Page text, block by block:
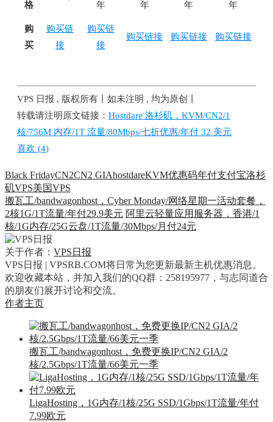
格
年
年 年 年
购
买
购买链
接
购买链
接
购买链接 购买链接 购买链接
VPS 日报 , 版权所有丨如未注明 , 均为原创丨
转载请注明原文链接： Hostdare 洛杉矶，KVM/CN2/1
核/756M 内存/1T 流量/80Mbps/七折优惠/年付 32 美元
喜欢 (4)
Black FridayCN2CN2 GIAhostdareKVM优惠码年付支付宝洛杉
矶VPS美国VPS
搬瓦工/bandwagonhost，Cyber Monday/网络星期一活动套餐，
2核1G/1T流量/年付29.9美元 阿里云轻量应用服务器，香港/1
核/1G内存/25G云盘/1T流量/30Mbps/月付24元
关于作者： VPS日报
VPS日报 | VPSRB.COM将日常为您更新最新主机优惠消息。
欢迎收藏本站，并加入我们的QQ群：258195977，与志同道合
的朋友们展开讨论和交流。
作者主页
搬瓦工/bandwagonhost，免费更换IP/CN2 GIA/2
核/2.5Gbps/1T流量/66美元一季
LigaHosting，1G内存/1核/25G SSD/1Gbps/1T流量/年付
7.99欧元